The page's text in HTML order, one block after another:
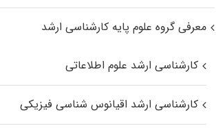
معرفی گروه علوم پایه کارشناسی ارشد
کارشناسی ارشد علوم اطلاعاتی
کارشناسی ارشد اقیانوس‌ شناسی فیزیکی